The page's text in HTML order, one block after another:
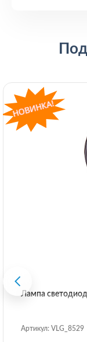
Лампа
Артикул: VLG_8529